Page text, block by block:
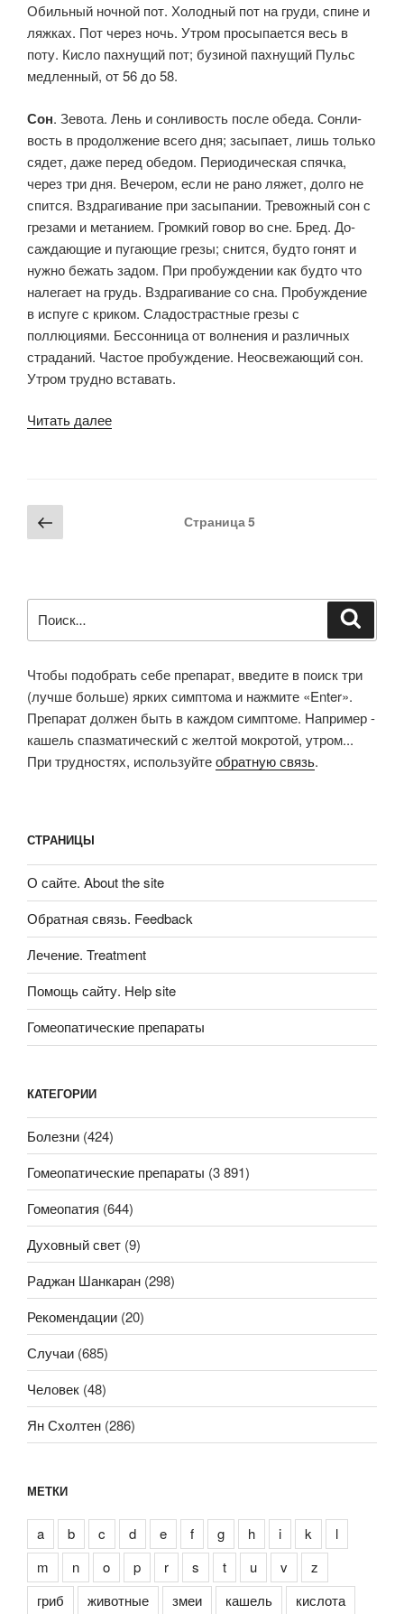
Обильный ночной пот. Холодный пот на груди, спине и
ляжках. Пот через ночь. Утром просыпается весь в
поту. Кисло пахнущий пот; бузиной пахнущий Пульс
медленный, от 56 до 58.
Сон. Зевота. Лень и сонливость после обеда. Сонли­
вость в продолжение всего дня; засыпает, лишь только
сядет, даже перед обедом. Периодическая спячка,
через три дня. Вечером, если не рано ляжет, долго не
спится. Вздрагивание при засыпании. Тре­вожный сон с
грезами и метанием. Громкий говор во сне. Бред. До­
саждающие и пугающие грезы; снится, будто гонят и
нужно бежать задом. При пробуждении как будто что
налегает на грудь. Вздраги­вание со сна. Пробуждение
в испуге с криком. Сладострастные гре­зы с
поллюциями. Бессонница от волнения и различных
страданий. Частое пробуждение. Неосвежающий сон.
Утром трудно вставать.
Читать далее«Sepia
Пагинация
записей
Предыдущая
страница
Страница5
Чтобы подобрать себе препарат, введите в поиск три
(лучше больше) ярких симптома и нажмите «Enter».
Препарат должен быть в каждом симптоме. Например -
кашель спазматический с желтой мокротой, утром...
При трудностях, используйтеобратную связь.
СТРАНИЦЫ
О сайте. About the site
Обратная связь. Feedback
Лечение. Treatment
Помощь сайту. Help site
Гомеопатические препараты
КАТЕГОРИИ
Болезни (424)
Гомеопатические препараты (3 891)
Гомеопатия (644)
Духовный свет (9)
Раджан Шанкаран (298)
Рекомендации (20)
Случаи (685)
Человек (48)
Ян Схолтен (286)
МЕТКИ
a b c d e f g h i k
l
m
n o p r s t u v
z
гриб
животные змеи кашель кислота